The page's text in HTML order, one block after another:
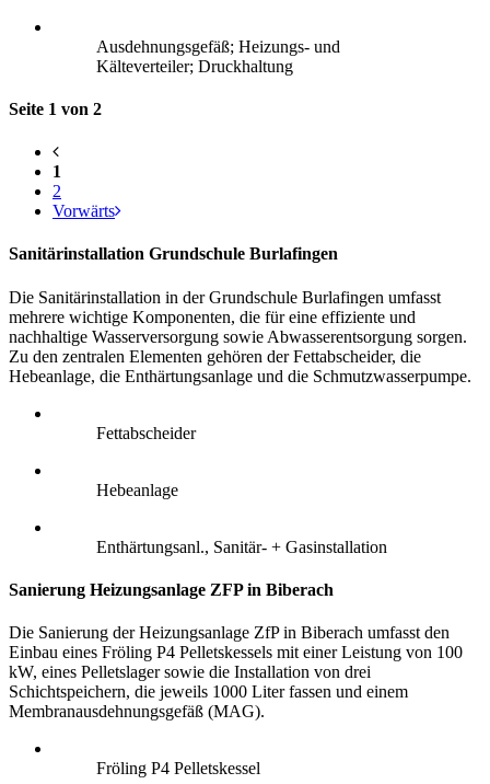
Ausdehnungsgefäß; Heizungs- und
Kälteverteiler; Druckhaltung
Seite 1 von 2
1
2
Vorwärts
Sanitärinstallation Grundschule Burlafingen
Die Sanitärinstallation in der Grundschule Burlafingen umfasst
mehrere wichtige Komponenten, die für eine effiziente und
nachhaltige Wasserversorgung sowie Abwasserentsorgung sorgen.
Zu den zentralen Elementen gehören der Fettabscheider, die
Hebeanlage, die Enthärtungsanlage und die Schmutzwasserpumpe.
Fettabscheider
Hebeanlage
Enthärtungsanl., Sanitär- + Gasinstallation
Sanierung Heizungsanlage ZFP in Biberach
Die Sanierung der Heizungsanlage ZfP in Biberach umfasst den
Einbau eines Fröling P4 Pelletskessels mit einer Leistung von 100
kW, eines Pelletslager sowie die Installation von drei
Schichtspeichern, die jeweils 1000 Liter fassen und einem
Membranausdehnungsgefäß (MAG).
Fröling P4 Pelletskessel